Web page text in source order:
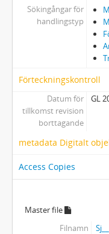
Sökingångar för
handlingstyp
Förteckningskontroll
Datum för
tillkomst revision
borttagande
GL
metadata Digitalt
Access Copies
Master file
Filnamn